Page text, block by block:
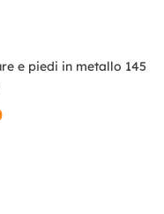
e piedi in metallo 145